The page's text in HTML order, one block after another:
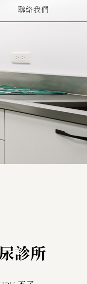
聯絡我們
診所